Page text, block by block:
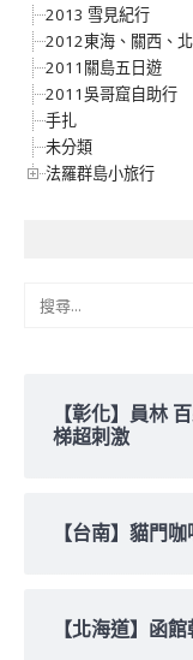
2013 雪見紀行
2012東海、關西、
2011關島五日遊
2011吳哥窟自助行
手扎
未分類
法羅群島小旅行
【彰化】員林
梯超刺激
【台南】貓門
【北海道】函